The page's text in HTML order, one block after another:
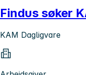
Findus søker
KAM Dagligvare